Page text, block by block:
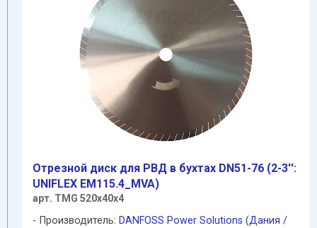
Отрезнoй диск для РВД в бухтах DN51-76 (2-3'':
UNIFLEX EM115.4_MVA)
арт. TMG 520х40х4
Производитель: DANFOSS Power Solutions (Дания /